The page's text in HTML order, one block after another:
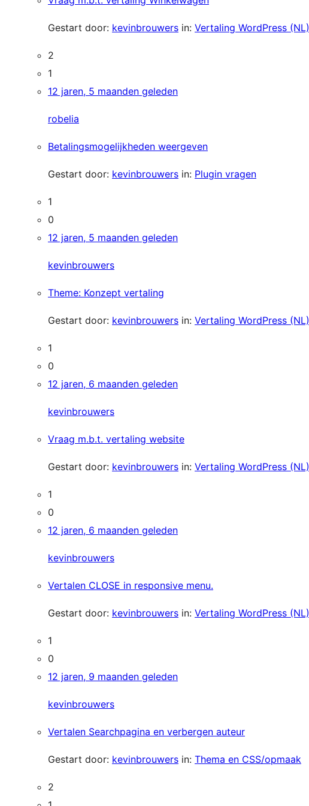
Gestart door: kevinbrouwers in: Vertaling WordPress (NL)
2
1
12 jaren, 5 maanden geleden
robelia
Betalingsmogelijkheden weergeven
Gestart door: kevinbrouwers in: Plugin vragen
1
0
12 jaren, 5 maanden geleden
kevinbrouwers
Theme: Konzept vertaling
Gestart door: kevinbrouwers in: Vertaling WordPress (NL)
1
0
12 jaren, 6 maanden geleden
kevinbrouwers
Vraag m.b.t. vertaling website
Gestart door: kevinbrouwers in: Vertaling WordPress (NL)
1
0
12 jaren, 6 maanden geleden
kevinbrouwers
Vertalen CLOSE in responsive menu.
Gestart door: kevinbrouwers in: Vertaling WordPress (NL)
1
0
12 jaren, 9 maanden geleden
kevinbrouwers
Vertalen Searchpagina en verbergen auteur
Gestart door: kevinbrouwers in: Thema en CSS/opmaak
2